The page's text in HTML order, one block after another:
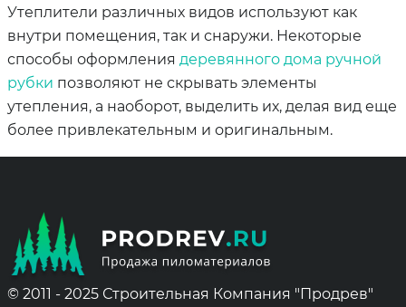
Утеплители различных видов используют как
внутри помещения, так и снаружи. Некоторые
способы оформления деревянного дома ручной
рубки позволяют не скрывать элементы
утепления, а наоборот, выделить их, делая вид еще
более привлекательным и оригинальным.
© 2011 - 2025 Строительная Компания "Продрев"